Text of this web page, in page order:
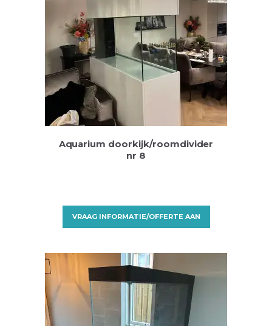
Aquarium doorkijk/roomdivider
nr 8
VRAAG INFORMATIE/OFFERTE AAN